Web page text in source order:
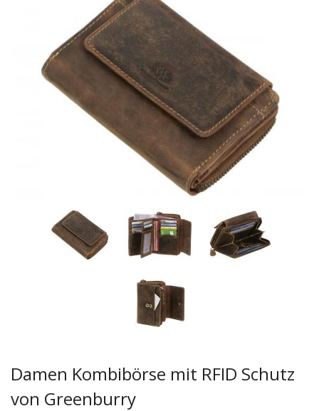
Damen Kombibörse mit RFID Schutz
von Greenburry